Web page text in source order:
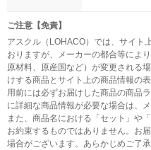
ご注意【免責】
アスクル（LOHACO）では、サイト
おりますが、メーカーの都合等によ
原材料、原産国など）が変更される
けする商品とサイト上の商品情報の
用前には必ずお届けした商品の商品
に詳細な商品情報が必要な場合は、
また、商品名における「セット」や
お約束するものではありません。お
場合がございます。あらかじめご了承